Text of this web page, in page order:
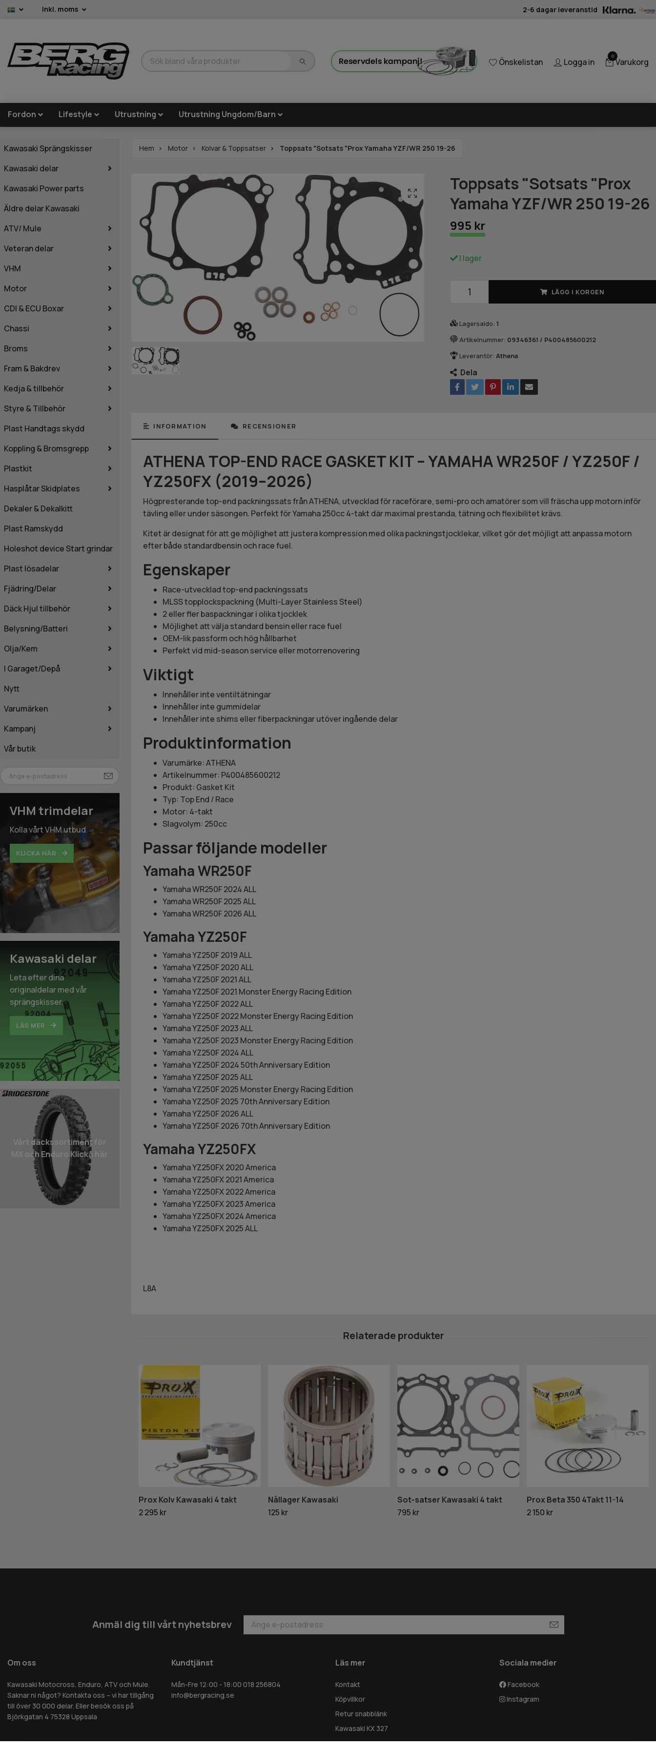
Inkl. moms 2-6 dagar leveranstid
Önskelistan Logga in
0
Varukorg
Fordon Lifestyle Utrustning Utrustning Ungdom/Barn
Kawasaki Sprängskisser
Kawasaki delar
Kawasaki Power parts
Äldre delar Kawasaki
ATV/ Mule
Veteran delar
VHM
Motor
CDI & ECU Boxar
Chassi
Broms
Fram & Bakdrev
Kedja & tillbehör
Styre & Tillbehör
Plast Handtags skydd
Koppling & Bromsgrepp
Plastkit
Hasplåtar Skidplates
Dekaler & Dekalkitt
Plast Ramskydd
Holeshot device Start grindar
Plast lösadelar
Fjädring/Delar
Däck Hjul tillbehör
Belysning/Batteri
Olja/Kem
I Garaget/Depå
Nytt
Varumärken
Kampanj
Vår butik
VHM trimdelar
Kolla vårt VHM utbud.
KLICKA HÄR
Kawasaki delar
Leta efter dina
originaldelar med vår
sprängskisser.
LÄS MER
Vårt däcks­sortiment för
MX och Enduro Klicka här
Hem Motor Kolvar & Toppsatser Toppsats "Sotsats "Prox Yamaha YZF/WR 250 19-26
Toppsats "Sotsats "Prox
Yamaha YZF/WR 250 19-26
995 kr
I lager
LÄGG I KORGEN
Lagersaldo: 1
Artikelnummer: 09346361 / P400485600212
Leverantör: Athena
Dela
INFORMATION RECENSIONER
ATHENA TOP-END RACE GASKET KIT – YAMAHA WR250F / YZ250F /
YZ250FX (2019–2026)
Högpresterande top-end packningssats från ATHENA, utvecklad för raceförare, semi-pro och amatörer som vill fräscha upp motorn inför
tävling eller under säsongen. Perfekt för Yamaha 250cc 4-takt där maximal prestanda, tätning och flexibilitet krävs.
Kitet är designat för att ge möjlighet att justera kompression med olika packningstjocklekar, vilket gör det möjligt att anpassa motorn
efter både standardbensin och race fuel.
Egenskaper
Race-utvecklad top-end packningssats
MLSS topplockspackning (Multi-Layer Stainless Steel)
2 eller fler baspackningar i olika tjocklek
Möjlighet att välja standard bensin eller race fuel
OEM-lik passform och hög hållbarhet
Perfekt vid mid-season service eller motorrenovering
Viktigt
Innehåller inte ventiltätningar
Innehåller inte gummidelar
Innehåller inte shims eller fiberpackningar utöver ingående delar
Produktinformation
Varumärke: ATHENA
Artikelnummer: P400485600212
Produkt: Gasket Kit
Typ: Top End / Race
Motor: 4-takt
Slagvolym: 250cc
Passar följande modeller
Yamaha WR250F
Yamaha WR250F 2024 ALL
Yamaha WR250F 2025 ALL
Yamaha WR250F 2026 ALL
Yamaha YZ250F
Yamaha YZ250F 2019 ALL
Yamaha YZ250F 2020 ALL
Yamaha YZ250F 2021 ALL
Yamaha YZ250F 2021 Monster Energy Racing Edition
Yamaha YZ250F 2022 ALL
Yamaha YZ250F 2022 Monster Energy Racing Edition
Yamaha YZ250F 2023 ALL
Yamaha YZ250F 2023 Monster Energy Racing Edition
Yamaha YZ250F 2024 ALL
Yamaha YZ250F 2024 50th Anniversary Edition
Yamaha YZ250F 2025 ALL
Yamaha YZ250F 2025 Monster Energy Racing Edition
Yamaha YZ250F 2025 70th Anniversary Edition
Yamaha YZ250F 2026 ALL
Yamaha YZ250F 2026 70th Anniversary Edition
Yamaha YZ250FX
Yamaha YZ250FX 2020 America
Yamaha YZ250FX 2021 America
Yamaha YZ250FX 2022 America
Yamaha YZ250FX 2023 America
Yamaha YZ250FX 2024 America
Yamaha YZ250FX 2025 ALL
L8A
Prox Kolv Kawasaki 4 takt
2 295 kr
Nållager Kawasaki
125 kr
Sot-satser Kawasaki 4 takt
795 kr
Prox Beta 350 4Takt 11-14
2 150 kr
Anmäl dig till vårt nyhetsbrev
Om oss
Kawasaki Motocross, Enduro, ATV och Mule.
Saknar ni något? Kontakta oss – vi har tillgång
till över 30 000 delar. Eller besök oss på
Björkgatan 4 75328 Uppsala
Kundtjänst
Mån-Fre 12:00 - 18:00 018 256804
info@bergracing.se
Läs mer
Kontakt
Köpvillkor
Retur snabblänk
Kawasaki KX 327
Sociala medier
Facebook
Instagram